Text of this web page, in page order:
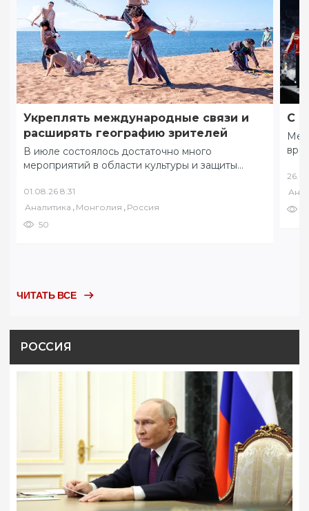
Укреплять международные связи и
расширять географию зрителей
В июле состоялось достаточно много
мероприятий в области культуры и защиты
уголках Забайкалья…
01.08.26 8:31
Аналитика , Монголия , Россия
50
С
ЧИТАТЬ ВСЕ
РОССИЯ